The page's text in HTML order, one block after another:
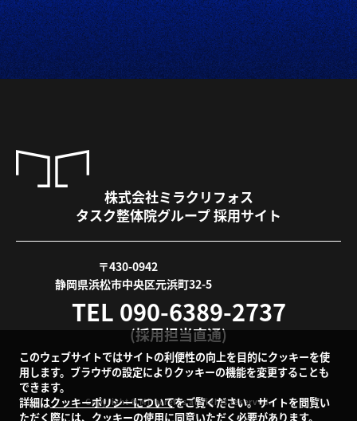
株式会社ミラクリフォス
タスク整体院グループ 採用サイト
〒430-0942
静岡県浜松市中央区元浜町32-5
TEL 090-6389-2737
(採用担当直通)
Copyright © Miracrefos all rights reserved.
このウェブサイトではサイトの利便性の向上を目的にクッキーを使
用します。ブラウザの設定によりクッキーの機能を変更することも
できます。
詳細はクッキーポリシーについてをご覧ください。サイトを閲覧い
ただく際には、クッキーの使用に同意いただく必要があります。